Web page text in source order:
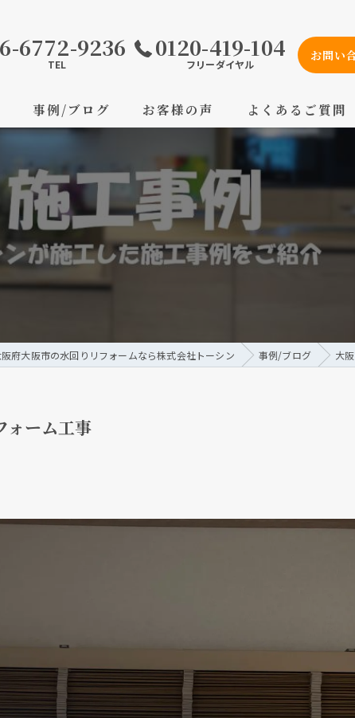
6772-9236
TEL
0120-419-104
フリーダイヤル
お問い
事例/ブログ お客様の声 よくあるご質問
阪府大阪市の水回りリフォームなら株式会社トーシン 事例/ブログ 大
ーム工事